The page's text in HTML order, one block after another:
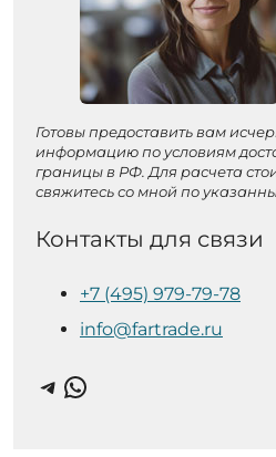
Готовы предоставить вам
информацию по условиям
границы в РФ. Для расчета
свяжитесь со мной по
Контакты для связи
+7 (495) 979-79-78
info@fartrade.ru
Telegram WhatsApp